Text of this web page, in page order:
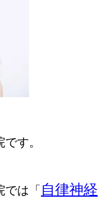
す。
は「 自律神経